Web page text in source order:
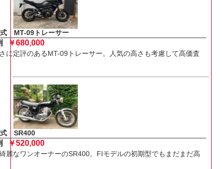
MT-09トレーサー
￥680,000
に定評のあるMT-09トレーサー。人気の高さも考慮して高価査
式 SR400
￥520,000
麗なワンオーナーのSR400。FIモデルの初期型でもまだまだ高